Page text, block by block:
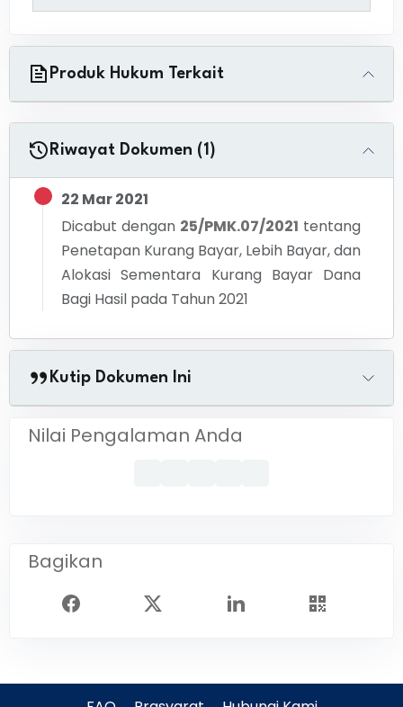
Produk Hukum Terkait
Riwayat Dokumen (1)
22 Mar 2021
Dicabut dengan 25/PMK.07/2021 tentang
Penetapan Kurang Bayar, Lebih Bayar, dan
Alokasi Sementara Kurang Bayar Dana
Bagi Hasil pada Tahun 2021
Kutip Dokumen Ini
Nilai Pengalaman Anda
Bagikan